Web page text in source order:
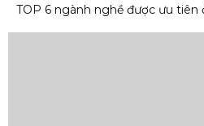
TOP 6 ngành nghề được ưu tiên